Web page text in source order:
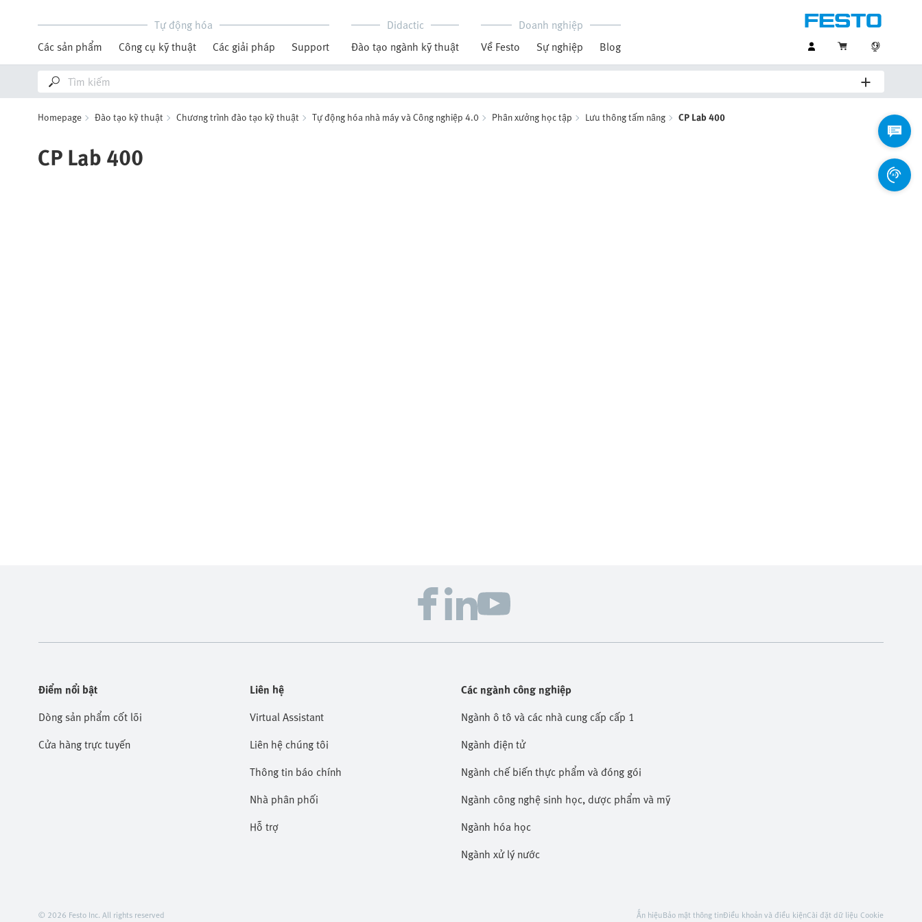
Tự động hóa
Các sản phẩm
Công cụ kỹ thuật Các giải pháp Support
Didactic
Đào tạo ngành kỹ thuật
Doanh nghiệp
Về Festo
Sự nghiệp Blog
Homepage Đào tạo kỹ thuật Chương trình đào tạo kỹ thuật Tự động hóa nhà máy và Công nghiệp 4.0 Phân xưởng học tập Lưu thông tấm nâng CP Lab 400
CP Lab 400
Điểm nổi bật
Dòng sản phẩm cốt lõi
Cửa hàng trực tuyến
Liên hệ
Virtual Assistant
Liên hệ chúng tôi
Thông tin báo chính
Nhà phân phối
Hỗ trợ
Các ngành công nghiệp
Ngành ô tô và các nhà cung cấp cấp 1
Ngành điện tử
Ngành chế biến thực phẩm và đóng gói
Ngành công nghệ sinh học, dược phẩm và mỹ phẩm
Ngành hóa học
Ngành xử lý nước
© 2026 Festo Inc. All rights reserved Ấn hiệuBảo mật thông tinĐiều khoản và điều kiệnCài đặt dữ liệu Cookie